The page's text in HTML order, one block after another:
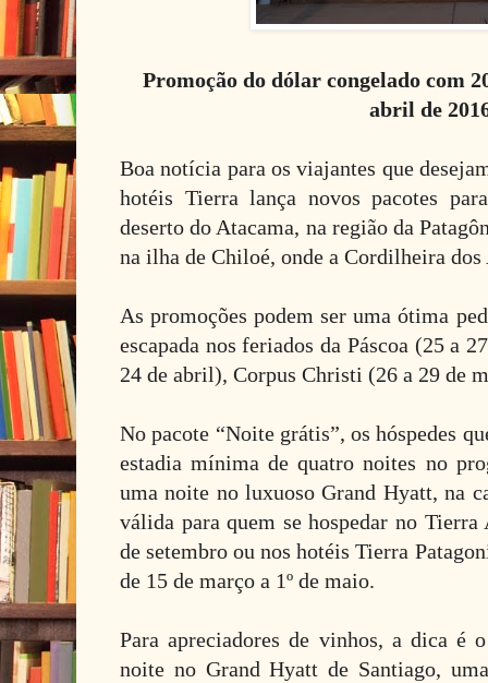
Promoção do dólar congelado com
abril de
Boa notícia para os viajantes que
hotéis Tierra lança novos pacotes
deserto do Atacama, na região da
na ilha de Chiloé, onde a Cordilheira
As promoções podem ser uma ótima
escapada nos feriados da Páscoa (25 a
24 de abril), Corpus Christi (26 a 29 de
No pacote “Noite grátis”, os hóspedes
estadia mínima de quatro noites no
uma noite no luxuoso Grand Hyatt, na
válida para quem se hospedar no Tierra
de setembro ou nos hotéis Tierra
de 15 de março a 1º de maio.
Para apreciadores de vinhos, a dica é
noite no Grand Hyatt de Santiago,